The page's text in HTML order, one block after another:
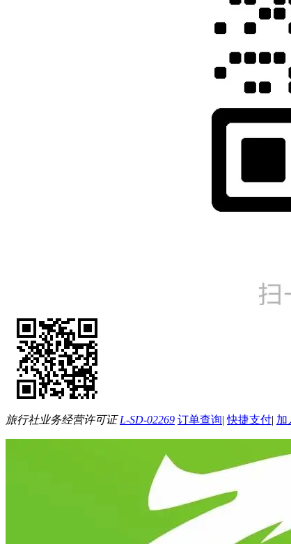
旅行社业务经营许可证L-SD-02269 订单查询|快捷支付| 加